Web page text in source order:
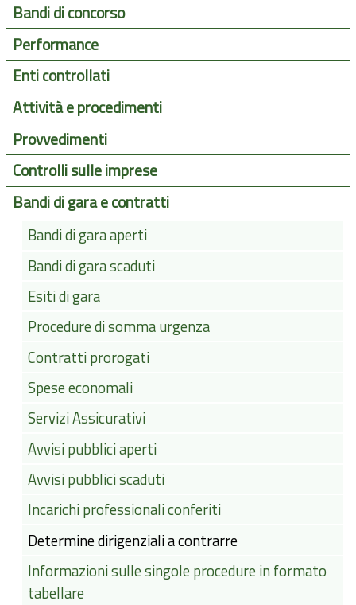
Bandi di concorso
Performance
Enti controllati
Attività e procedimenti
Provvedimenti
Controlli sulle imprese
Bandi di gara e contratti
Bandi di gara aperti
Bandi di gara scaduti
Esiti di gara
Procedure di somma urgenza
Contratti prorogati
Spese economali
Servizi Assicurativi
Avvisi pubblici aperti
Avvisi pubblici scaduti
Incarichi professionali conferiti
Determine dirigenziali a contrarre
Informazioni sulle singole procedure in formato
tabellare